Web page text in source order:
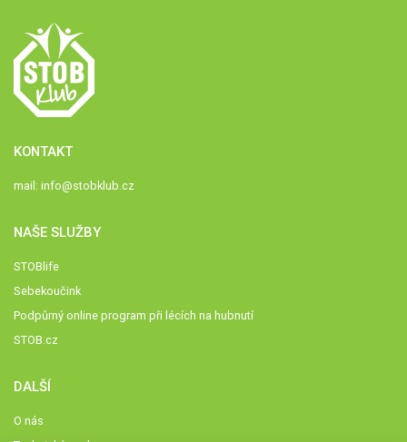
KONTAKT
mail: info@stobklub.cz
NAŠE SLUŽBY
STOBlife
Sebekoučink
Podpůrný online program při lécích na hubnutí
STOB.cz
DALŠÍ
O nás